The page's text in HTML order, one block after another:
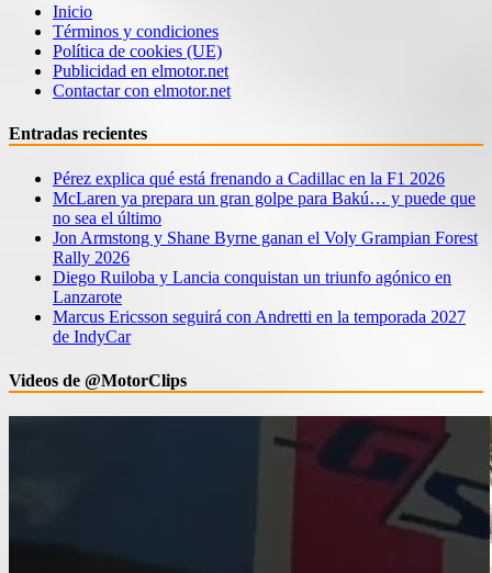
Inicio
Términos y condiciones
Política de cookies (UE)
Publicidad en elmotor.net
Contactar con elmotor.net
Entradas recientes
Pérez explica qué está frenando a Cadillac en la F1 2026
McLaren ya prepara un gran golpe para Bakú… y puede que
no sea el último
Jon Armstong y Shane Byrne ganan el Voly Grampian Forest
Rally 2026
Diego Ruiloba y Lancia conquistan un triunfo agónico en
Lanzarote
Marcus Ericsson seguirá con Andretti en la temporada 2027
de IndyCar
Videos de @MotorClips